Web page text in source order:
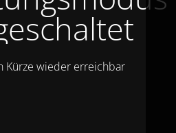
Kürze wieder erreichbar